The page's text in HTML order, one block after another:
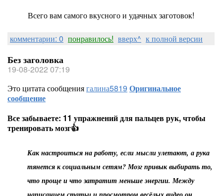
Всего вам самого вкусного и удачных заготовок!
комментарии: 0 понравилось! вверх^ к полной версии
Без заголовка
19-08-2022 07:19
Это цитата сообщениягалина5819 Оригинальное
сообщение
Все забываете: 11 упражнений для пальцев рук, чтобы
тренировать мозг👍
Как настроиться на работу, если мысли улетают, а рука
тянется к социальным сетям? Мозг привык выбирать то,
что проще и что затратит меньше энергии. Между